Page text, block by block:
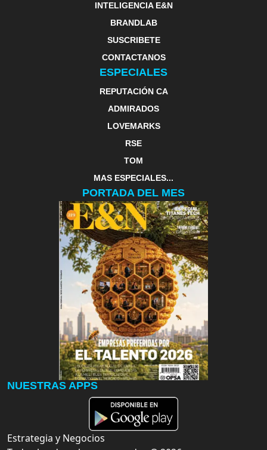
INTELIGENCIA E&N
BRANDLAB
SUSCRIBETE
CONTACTANOS
ESPECIALES
REPUTACIÓN CA
ADMIRADOS
LOVEMARKS
RSE
TOM
MAS ESPECIALES...
PORTADA DEL MES
NUESTRAS APPS
Estrategia y Negocios